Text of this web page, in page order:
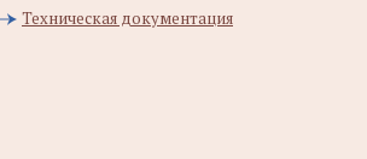
Техническая документация